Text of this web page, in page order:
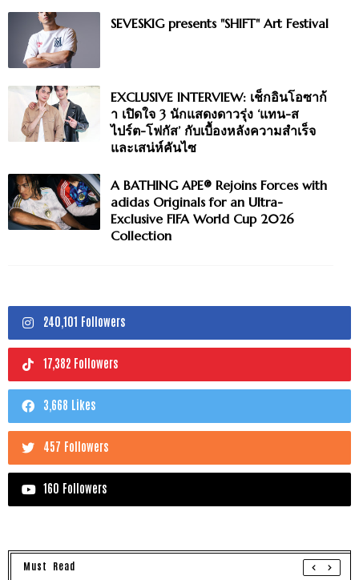
SEVESKIG presents "SHIFT" Art Festival
EXCLUSIVE INTERVIEW: เช็กอินโอซาก้
า เปิดใจ 3 นักแสดงดาวรุ่ง ‘แทน-ส
ไปร์ต-โฟกัส’ กับเบื้องหลังความสำเร็จ
และเสน่ห์คันไซ
A BATHING APE® Rejoins Forces with
adidas Originals for an Ultra-
Exclusive FIFA World Cup 2026
Collection
240,101 Followers
17,382 Followers
3,668 Likes
457 Followers
160 Followers
Must Read